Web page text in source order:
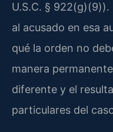
U.S.C. §
al acusado en esa
qué la orden no
manera
diferente y el
particulares del